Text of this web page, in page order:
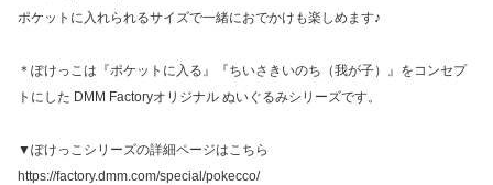
ポケットに入れられるサイズで一緒におでかけも楽しめます♪
＊ぽけっこは『ポケットに入る』『ちいさきいのち（我が子）』をコンセプ
トにした DMM Factoryオリジナル ぬいぐるみシリーズです。
▼ぽけっこシリーズの詳細ページはこちら
https://factory.dmm.com/special/pokecco/